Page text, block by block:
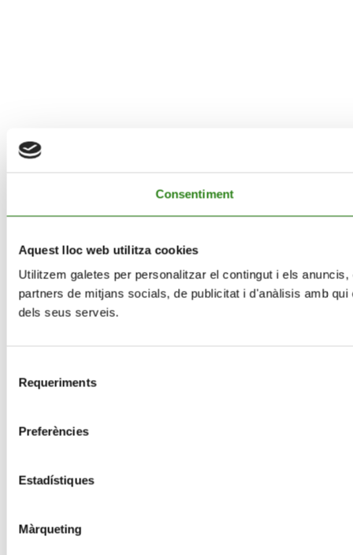
Consentiment
Aquest lloc web utilitza cookies
Utilitzem galetes per personalitzar el contingut i els
partners de mitjans socials, de publicitat i d'anàlisis amb
dels seus serveis.
Requeriments
Preferències
Estadístiques
Màrqueting